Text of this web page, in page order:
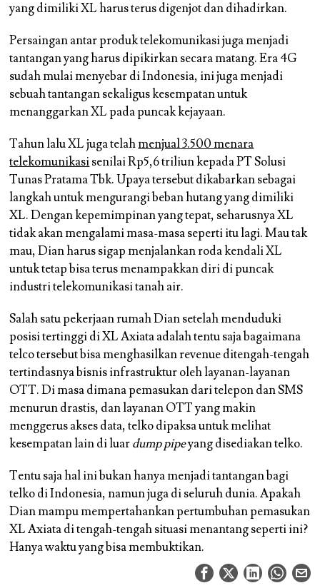
yang dimiliki XL harus terus digenjot dan dihadirkan.
Persaingan antar produk telekomunikasi juga menjadi
tantangan yang harus dipikirkan secara matang. Era 4G
sudah mulai menyebar di Indonesia, ini juga menjadi
sebuah tantangan sekaligus kesempatan untuk
menanggarkan XL pada puncak kejayaan.
Tahun lalu XL juga telahmenjual 3.500 menara
telekomunikasisenilai Rp5,6 triliun kepada PT Solusi
Tunas Pratama Tbk. Upaya tersebut dikabarkan sebagai
langkah untuk mengurangi beban hutang yang dimiliki
XL. Dengan kepemimpinan yang tepat, seharusnya XL
tidak akan mengalami masa-masa seperti itu lagi. Mau tak
mau, Dian harus sigap menjalankan roda kendali XL
untuk tetap bisa terus menampakkan diri di puncak
industri telekomunikasi tanah air.
Salah satu pekerjaan rumah Dian setelah menduduki
posisi tertinggi di XL Axiata adalah tentu saja bagaimana
telco tersebut bisa menghasilkan revenue ditengah-tengah
tertindasnya bisnis infrastruktur oleh layanan-layanan
OTT. Di masa dimana pemasukan dari telepon dan SMS
menurun drastis, dan layanan OTT yang makin
menggerus akses data, telko dipaksa untuk melihat
kesempatan lain di luardump pipeyang disediakan telko.
Tentu saja hal ini bukan hanya menjadi tantangan bagi
telko di Indonesia, namun juga di seluruh dunia. Apakah
Dian mampu mempertahankan pertumbuhan pemasukan
XL Axiata di tengah-tengah situasi menantang seperti ini?
Hanya waktu yang bisa membuktikan.